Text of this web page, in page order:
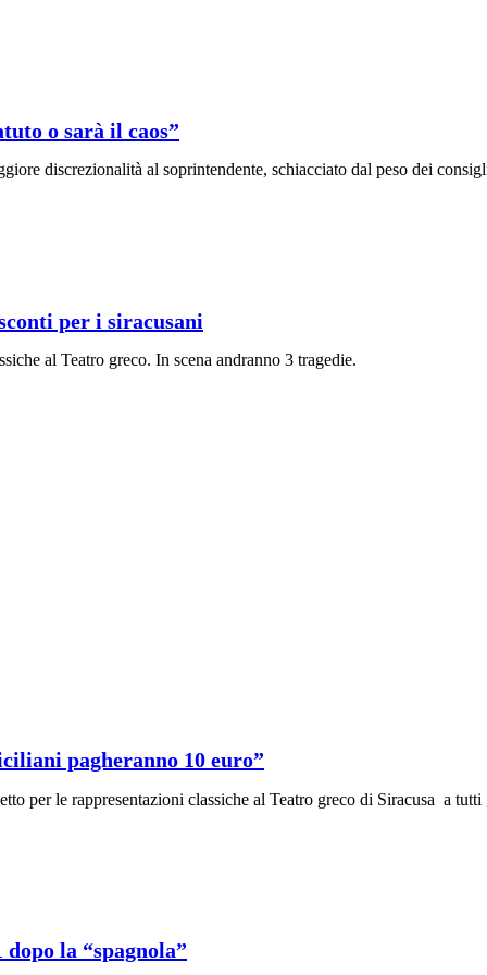
o sarà il caos”
discrezionalità al soprintendente, schiacciato dal peso dei
per i siracusani
al Teatro greco. In scena andranno 3 tragedie.
pagheranno 10 euro”
per le rappresentazioni classiche al Teatro greco di Siracusa a
la “spagnola”